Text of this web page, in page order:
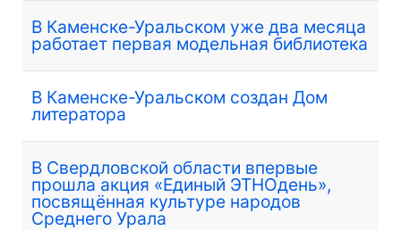
В Каменске-Уральском уже два месяца
работает первая модельная библиотека
В Каменске-Уральском создан Дом
литератора
В Свердловской области впервые
прошла акция «Единый ЭТНОдень»,
посвящённая культуре народов
Среднего Урала